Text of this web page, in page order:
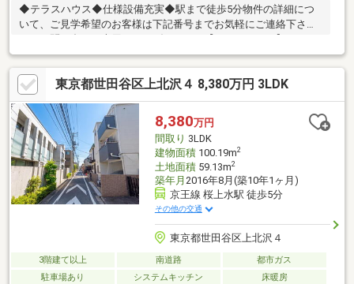
◆テラスハウス◆仕様設備充実◆駅まで徒歩5分物件の詳細につ
いて、ご見学希望のお客様は下記番号までお気軽にご連絡下さ
東京都世田谷区上北沢４ 8,380万円 3LDK
8,380万円
間取り 3LDK
建物面積100.19m2
土地面積59.13m2
築年月 2016年8月(築10年1ヶ月)
京王線 桜上水駅 徒歩5分
その他の交通
東京都世田谷区上北沢４
3階建て以上 南道路
都市ガス
駐車場あり
システムキッチン 床暖房